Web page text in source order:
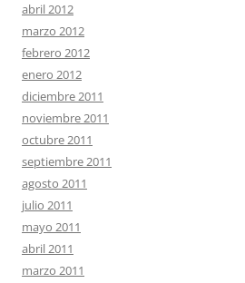
abril 2012
marzo 2012
febrero 2012
enero 2012
diciembre 2011
noviembre 2011
octubre 2011
septiembre 2011
agosto 2011
julio 2011
mayo 2011
abril 2011
marzo 2011